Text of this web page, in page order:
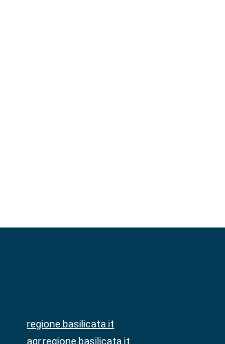
regione.basilicata.it
agr.regione.basilicata.it